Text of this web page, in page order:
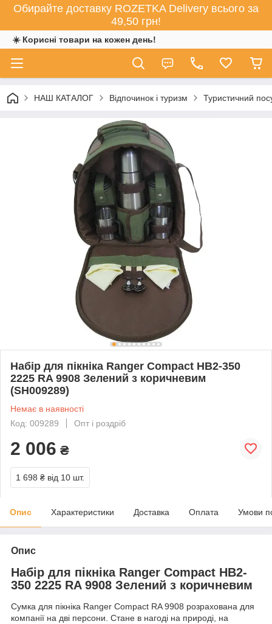
Обирайте доставку ROZETKA Delivery всього за
49,50 грн!
☀️ Корисні товари на кожен день!
НАШ КАТАЛОГ Відпочинок і туризм Туристичний
Набір для пікніка Ranger Compact HB2-350
2225 RA 9908 Зелений з коричневим
(SH009289)
Немає в наявності
Код: 009289
Опт і роздріб
2 006 ₴
1 698 ₴ від 10 шт.
Опис Характеристики Доставка Оплата Умови
Опис
Набір для пікніка Ranger Compact HB2-
350 2225 RA 9908 Зелений з коричневим
Сумка для пікніка Ranger Compact RA 9908 розрахована для
компанії на дві персони. Стане в нагоді на природі, на